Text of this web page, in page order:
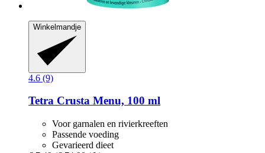
Winkelmandje
4.6 (9)
Tetra Crusta Menu, 100 ml
Voor garnalen en rivierkreeften
Passende voeding
Gevarieerd dieet